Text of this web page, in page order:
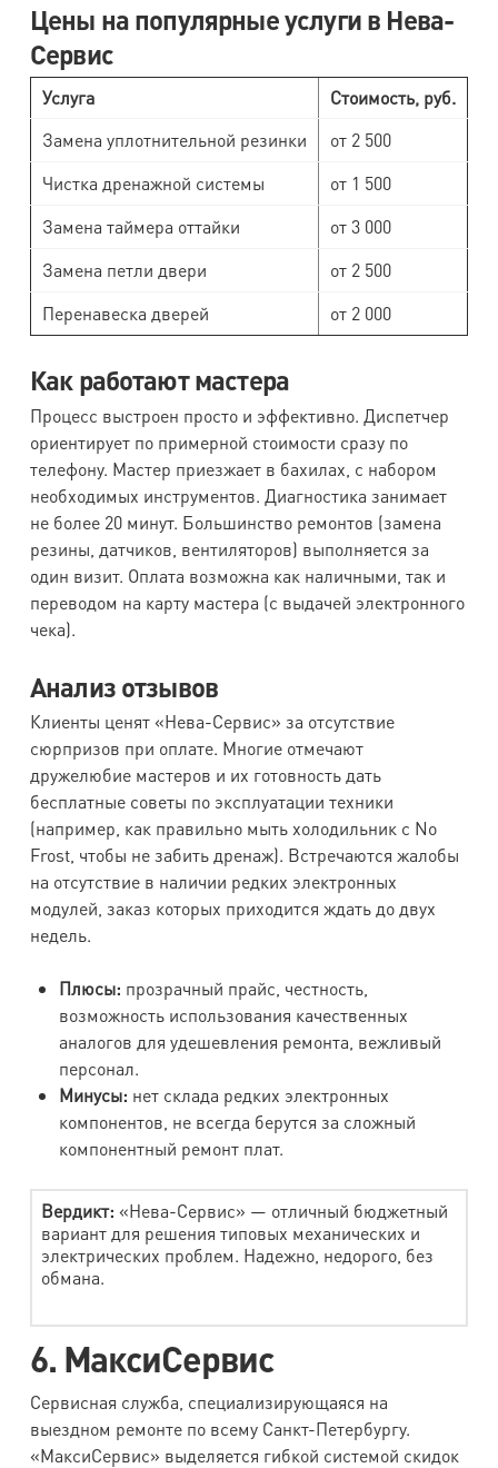
Цены на популярные услуги в Нева-
Сервис
Услуга
Стоимость, руб.
Замена уплотнительной резинки
от 2 500
Чистка дренажной системы
от 1 500
Замена таймера оттайки
от 3 000
Замена петли двери
от 2 500
Перенавеска дверей
от 2 000
Как работают мастера
Процесс выстроен просто и эффективно. Диспетчер
ориентирует по примерной стоимости сразу по
телефону. Мастер приезжает в бахилах, с набором
необходимых инструментов. Диагностика занимает
не более 20 минут. Большинство ремонтов (замена
резины, датчиков, вентиляторов) выполняется за
один визит. Оплата возможна как наличными, так и
переводом на карту мастера (с выдачей электронного
чека).
Анализ отзывов
Клиенты ценят «Нева-Сервис» за отсутствие
сюрпризов при оплате. Многие отмечают
дружелюбие мастеров и их готовность дать
бесплатные советы по эксплуатации техники
(например, как правильно мыть холодильник с No
Frost, чтобы не забить дренаж). Встречаются жалобы
на отсутствие в наличии редких электронных
модулей, заказ которых приходится ждать до двух
недель.
Плюсы: прозрачный прайс, честность,
возможность использования качественных
аналогов для удешевления ремонта, вежливый
персонал.
Минусы: нет склада редких электронных
компонентов, не всегда берутся за сложный
компонентный ремонт плат.
Вердикт: «Нева-Сервис» — отличный бюджетный
вариант для решения типовых механических и
электрических проблем. Надежно, недорого, без
обмана.
6. МаксиСервис
Сервисная служба, специализирующаяся на
выездном ремонте по всему Санкт-Петербургу.
«МаксиСервис» выделяется гибкой системой скидок